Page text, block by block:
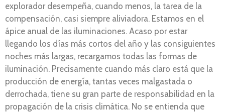
explorador desempeña, cuando menos, la tarea de la
compensación, casi siempre aliviadora. Estamos en el
ápice anual de las iluminaciones. Acaso por estar
llegando los días más cortos del año y las consiguientes
noches más largas, recargamos todas las formas de
iluminación. Precisamente cuando más claro está que la
producción de energía, tantas veces malgastada o
derrochada, tiene su gran parte de responsabilidad en la
propagación de la crisis climática. No se entienda que